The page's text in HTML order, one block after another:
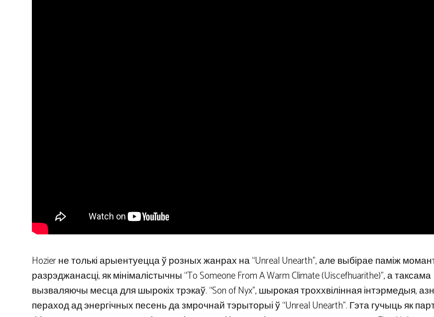
Hozier не толькі арыентуецца ў розных жанрах на “Unreal Unearth”, але выбірае паміж
разрэджанасці, як мінімалістычны “To Someone From A Warm Climate (Uiscefhuarithe)”, а таксама
вызваляючы месца для шырокіх трэкаў. “Son of Nyx”, шырокая троххвілінная інтэрмедыя,
пераход ад энергічных песень да змрочнай тэрыторыі ў “Unreal Unearth”. Гэта гучыць як